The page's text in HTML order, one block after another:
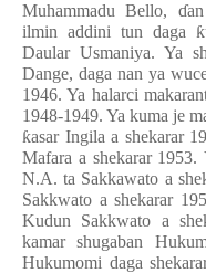
Muhammadu Bello, ɗ
ilmin addini tun daga ƙ
Daular Usmaniya. Ya
Dange, daga nan ya
1946. Ya halarci
1948-1949. Ya kuma je
ƙasar Ingila a shekarar
Mafara a shekarar 1953.
N.A. ta Sakkawato a
Sakkwato a shekarar
Kudun Sakkwato a
kamarshugaban
Hukumomi daga